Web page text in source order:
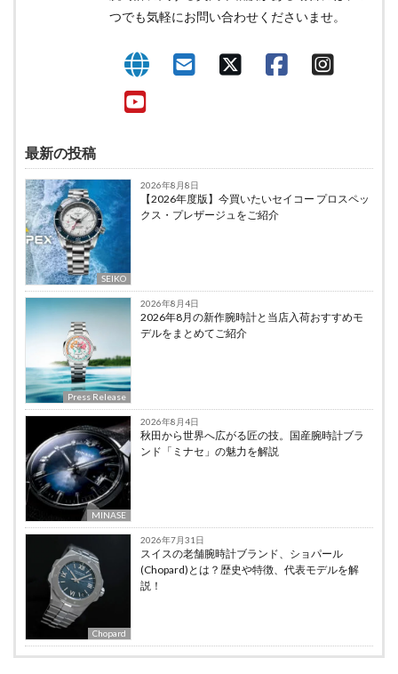
つでも気軽にお問い合わせくださいませ。
最新の投稿
SEIKO
2026年8月8日
【2026年度版】今買いたいセイコー プロスペッ
クス・プレザージュをご紹介
Press Release
2026年8月4日
2026年8月の新作腕時計と当店入荷おすすめモ
デルをまとめてご紹介
MINASE
2026年8月4日
秋田から世界へ広がる匠の技。国産腕時計ブラ
ンド「ミナセ」の魅力を解説
Chopard
2026年7月31日
スイスの老舗腕時計ブランド、ショパール
(Chopard)とは？歴史や特徴、代表モデルを解
説！